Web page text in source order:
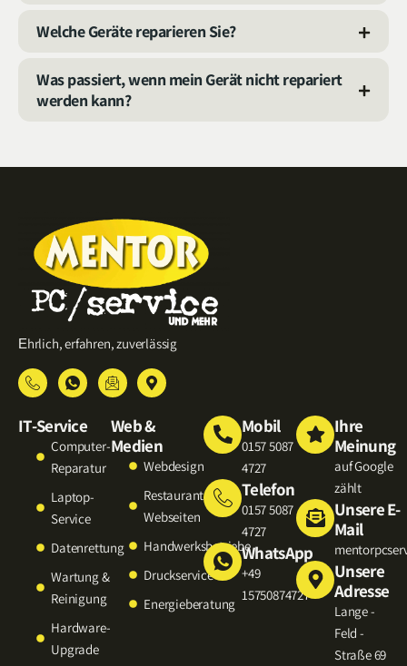
Welche Geräte reparieren Sie?
Was passiert, wenn mein Gerät nicht repariert
werden kann?
Εhrlich, erfahren, zuverlässig
IT-Service
Computer-
Reparatur
Laptop-
Service
Datenrettung
Wartung &
Reinigung
Hardware-
Upgrade
Web &
Medien
Webdesign
Restaurant-
Webseiten
Handwerksbetriebe
Druckservice
Energieberatung
Mobil
0157 5087
4727
Telefon
0157 5087
4727
WhatsApp
+49
15750874727
Ihre
Meinung
auf Google
zählt
Unsere E-
Mail
Unsere
Adresse
Lange -
Feld -
Straße 69